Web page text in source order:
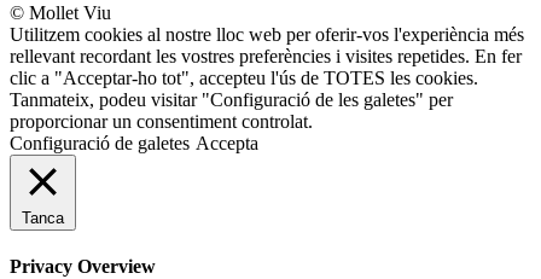
© Mollet Viu
Utilitzem cookies al nostre lloc web per oferir-vos l'experiència més
rellevant recordant les vostres preferències i visites repetides. En fer
clic a "Acceptar-ho tot", accepteu l'ús de TOTES les cookies.
Tanmateix, podeu visitar "Configuració de les galetes" per
proporcionar un consentiment controlat.
Configuració de galetes Accepta
Tanca
Privacy Overview